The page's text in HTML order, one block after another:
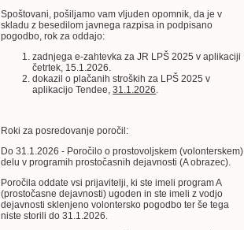
Spoštovani, pošiljamo vam vljuden opomnik, da je v
skladu z besedilom javnega razpisa in podpisano
pogodbo, rok za oddajo:
zadnjega e-zahtevka za JR LPŠ 2025 v aplikaciji
četrtek, 15.1.2026.
dokazil o plačanih stroških za LPŠ 2025 v
aplikacijo Tendee,31.1.2026.
Roki za posredovanje poročil:
Do 31.1.2026 - Poročilo o prostovoljskem (volonterskem)
delu v programih prostočasnih dejavnosti (A obrazec).
Poročila oddate vsi prijavitelji, ki ste imeli program A
(prostočasne dejavnosti) ugoden in ste imeli z vodjo
dejavnosti sklenjeno volontersko pogodbo ter še tega
niste storili do31.1.2026.